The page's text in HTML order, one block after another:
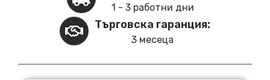
1 - 3 работни дни
Търговска гаранция:
3 месеца